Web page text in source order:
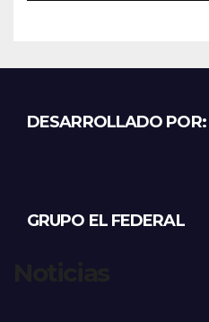
DESARROLLADO POR:
GRUPO EL FEDERAL